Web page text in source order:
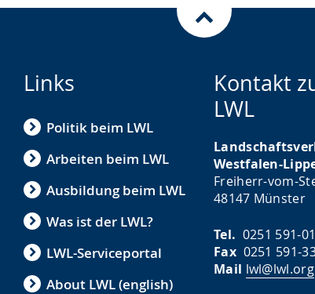
Links
Politik beim LWL
Arbeiten beim LWL
Ausbildung beim LWL
Was ist der LWL?
LWL-Serviceportal
About LWL (english)
Kontakt
LWL
Westfalen-
Freiherr-vom-
48147 Münster
Tel. 0251 591-01
Fax0251 591-
Mail lwl@lwl.org